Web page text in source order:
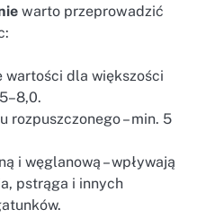
warto przeprowadzić
wartości dla większości
rozpuszczonego – min. 5
i węglanową – wpływają
pstrąga i innych